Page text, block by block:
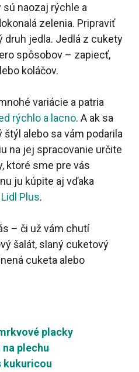
naozaj rýchle a
zelenia. Pripraviť
druh jedla. Jedlá z cukety
spôsobov – zapiecť,
koláčov.
variácie a patria
rýchlo a lacno. A ak sa
alebo sa vám podarila
na jej spracovanie určite
ktoré sme pre vás
ju kúpite aj vďaka
Lidl Plus.
– či už vám chutí
šalát, slaný cuketový
cuketa alebo
placky
plechu
kukuricou